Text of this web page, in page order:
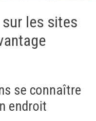
les sites
se connaître
endroit